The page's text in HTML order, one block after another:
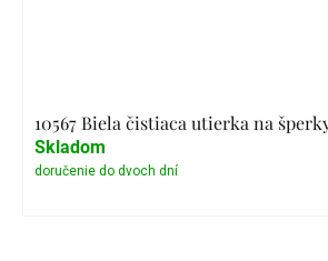
10567 Biela čistiaca utierka na
Skladom